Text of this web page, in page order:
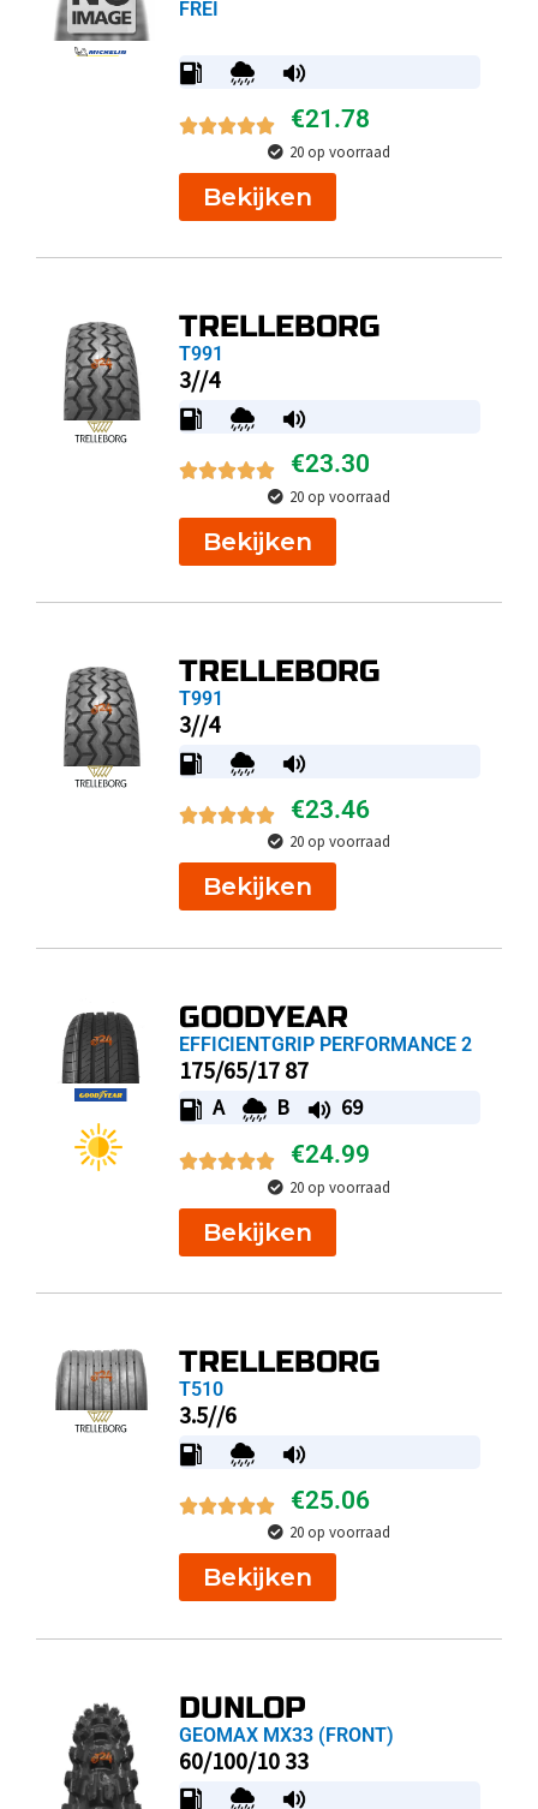
FREI
€21.78
20 op voorraad
Bekijken
TRELLEBORG
T991
3//4
€23.30
20 op voorraad
Bekijken
TRELLEBORG
T991
3//4
€23.46
20 op voorraad
Bekijken
GOODYEAR
EFFICIENTGRIP PERFORMANCE 2
175/65/17 87
A B 69
€24.99
20 op voorraad
Bekijken
TRELLEBORG
T510
3.5//6
€25.06
20 op voorraad
Bekijken
DUNLOP
GEOMAX MX33 (FRONT)
60/100/10 33